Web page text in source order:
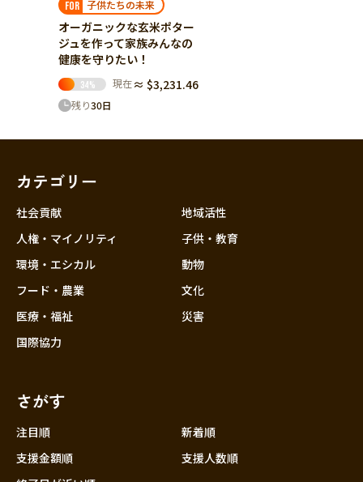
FOR 子供たちの未来
オーガニックな玄米ポター
ジュを作って家族みんなの
健康を守りたい！
34 % 現在 ≈ $3,231.46
残り30日
カテゴリー
社会貢献
人権・マイノリティ
環境・エシカル
フード・農業
医療・福祉
国際協力
地域活性
子供・教育
動物
文化
災害
さがす
注目順
新着順
支援金額順
支援人数順